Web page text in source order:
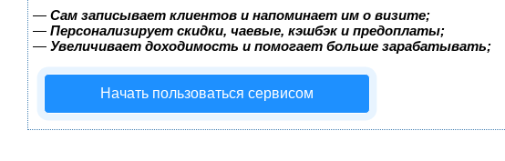
— Сам записывает клиентов и напоминает им о визите;
— Персонализирует скидки, чаевые, кэшбэк и предоплаты;
— Увеличивает доходимость и помогает больше зарабатывать;
Начать пользоваться сервисом